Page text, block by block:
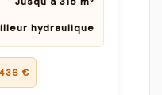
hydraulique
€